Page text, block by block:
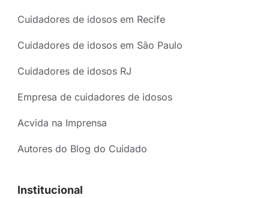
Cuidadores de idosos em Recife
Cuidadores de idosos em São Paulo
Cuidadores de idosos RJ
Empresa de cuidadores de idosos
Acvida na Imprensa
Autores do Blog do Cuidado
Institucional